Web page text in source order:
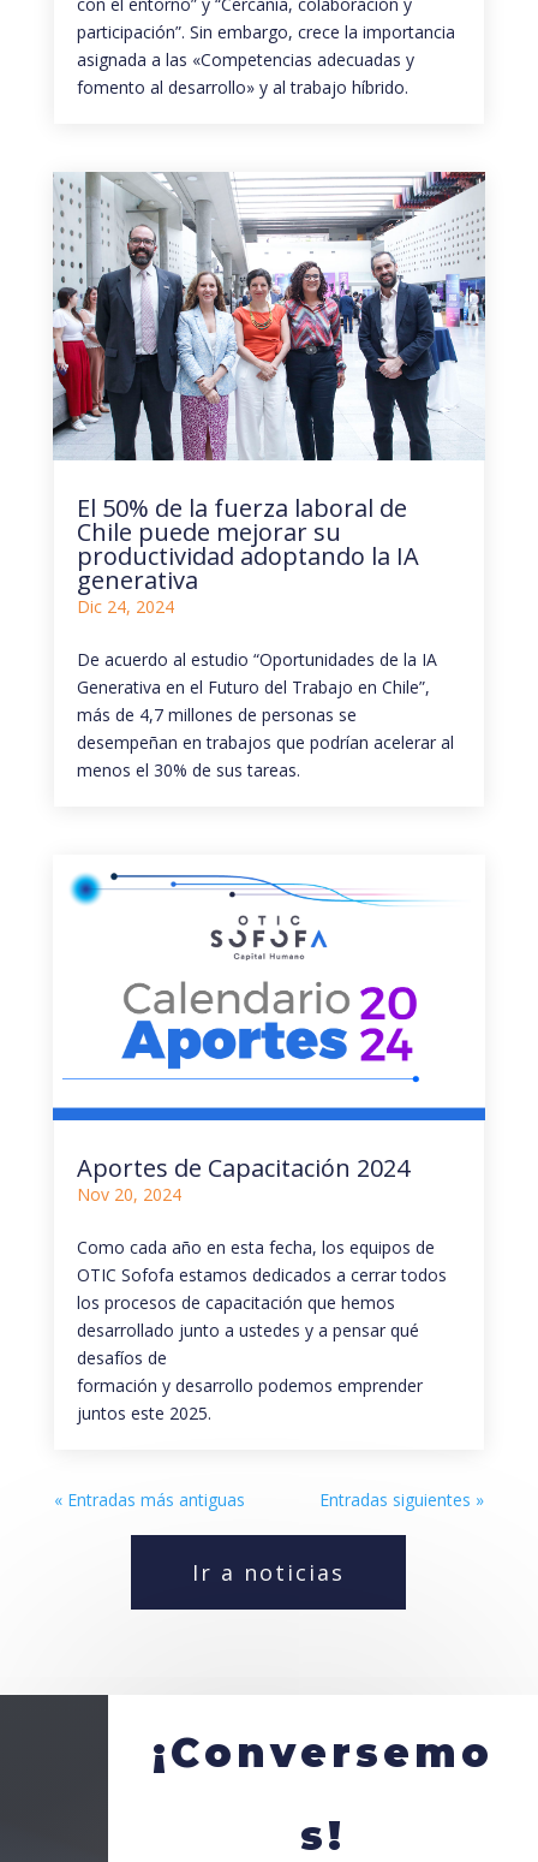
participación”. Sin embargo, crece la importancia
asignada a las «Competencias adecuadas y
fomento al desarrollo» y al trabajo híbrido.
El 50% de la fuerza laboral de
Chile puede mejorar su
productividad adoptando la IA
generativa
Dic 24, 2024
De acuerdo al estudio “Oportunidades de la IA
Generativa en el Futuro del Trabajo en Chile”,
más de 4,7 millones de personas se
desempeñan en trabajos que podrían acelerar al
menos el 30% de sus tareas.
Aportes de Capacitación 2024
Nov 20, 2024
Como cada año en esta fecha, los equipos de
OTIC Sofofa estamos dedicados a cerrar todos
los procesos de capacitación que hemos
desarrollado junto a ustedes y a pensar qué
desafíos de
formación y desarrollo podemos emprender
juntos este 2025.
« Entradas más antiguas Entradas siguientes »
Ir a noticias
¡Conversemo
s!